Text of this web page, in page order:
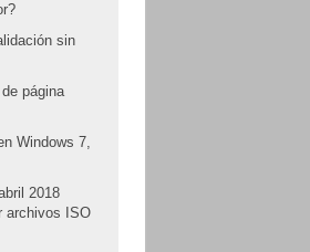
sin
página
Windows 7,
2018
archivos ISO